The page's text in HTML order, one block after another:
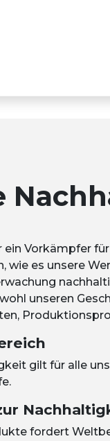
Vorkämpfer
wie es unsere
unseren
gilt für alle
fordert